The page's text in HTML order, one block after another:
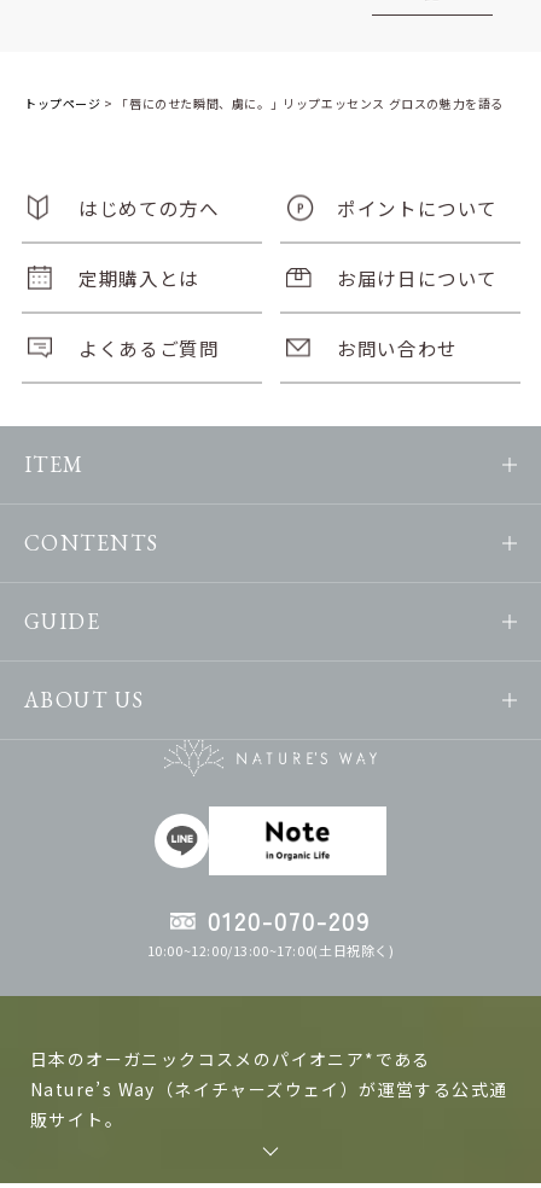
トップページ > 「唇にのせた瞬間、虜に。」リップエッセンス グロスの魅力を語る
はじめての方へ ポイントについて
定期購入とは お届け日について
よくあるご質問 お問い合わせ
ITEM
CONTENTS
GUIDE
ABOUT US
0120-070-209
10:00~12:00/13:00~17:00(土日祝除く)
日本のオーガニックコスメのパイオニア*である
Nature’s Way（ネイチャーズウェイ）が運営する公式通
販サイト。
ネイチャーズウェイの製品は日本で作る、日本人の肌に